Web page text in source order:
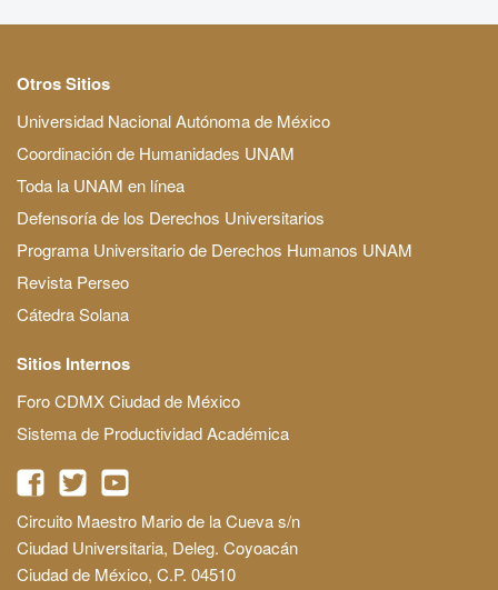
Otros Sitios
Universidad Nacional Autónoma de México
Coordinación de Humanidades UNAM
Toda la UNAM en línea
Defensoría de los Derechos Universitarios
Programa Universitario de Derechos Humanos UNAM
Revista Perseo
Cátedra Solana
Sitios Internos
Foro CDMX Ciudad de México
Sistema de Productividad Académica
Circuito Maestro Mario de la Cueva s/n
Ciudad Universitaria, Deleg. Coyoacán
Ciudad de México, C.P. 04510